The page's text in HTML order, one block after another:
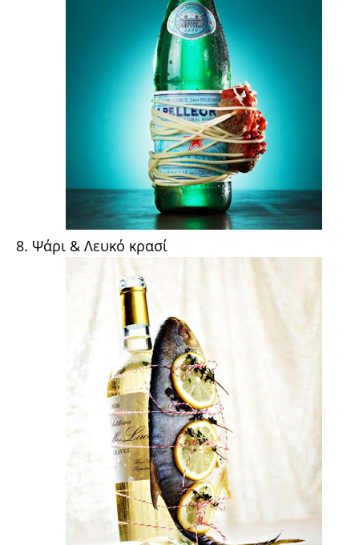
8. Ψάρι & Λευκό κρασί